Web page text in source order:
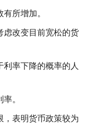
所增加。
虑改变目前宽松的货
率下降的概率的人
。
，表明货币政策较为